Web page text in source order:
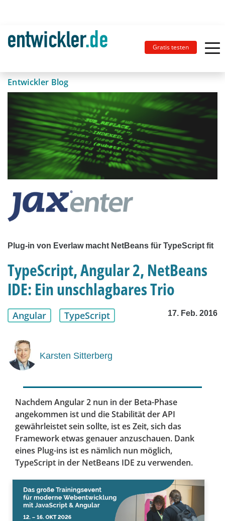
Gratis testen
Entwickler Blog
Plug-in von Everlaw macht NetBeans für TypeScript fit
TypeScript, Angular 2, NetBeans
IDE: Ein unschlagbares Trio
Angular TypeScript 17. Feb. 2016
Karsten Sitterberg
Nachdem Angular 2 nun in der Beta-Phase
angekommen ist und die Stabilität der API
gewährleistet sein sollte, ist es Zeit, sich das
Framework etwas genauer anzuschauen. Dank
eines Plug-ins ist es nämlich nun möglich,
TypeScript in der NetBeans IDE zu verwenden.